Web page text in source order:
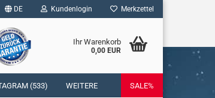
DE Kundenlogin Merkzettel
Ihr Warenkorb
0,00 EUR
(533) SALE%
WEITERE